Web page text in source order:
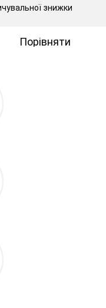
знижки
Порівняти